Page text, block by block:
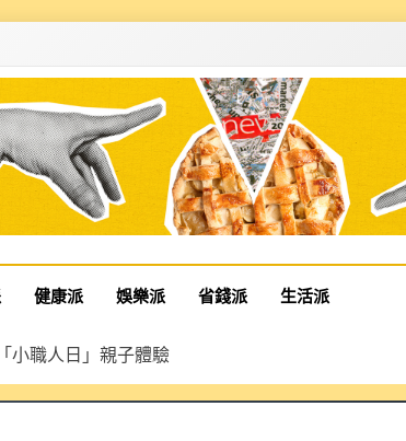
健康派 娛樂派 省錢派 生活派
小職人日」親子體驗